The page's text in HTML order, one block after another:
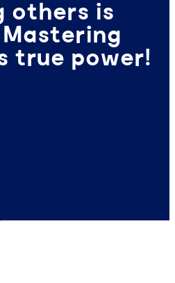
others is
true power!